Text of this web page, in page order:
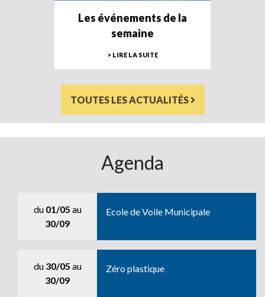
Les événements de la
semaine
> LIRE LA SUITE
TOUTES LES ACTUALITÉS
Agenda
du 01/05 au
30/09
Ecole de Voile Municipale
du 30/05 au
30/09
Zéro plastique